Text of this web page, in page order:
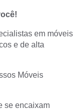
em móveis
e de alta
Móveis
se encaixam